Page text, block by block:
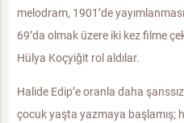
melodram, 1901’de
69’da olmak üzere iki kez filme
Hülya Koçyiğit rol aldılar.
Halide Edip’e oranla daha
çocuk yaşta yazmaya başlamış;